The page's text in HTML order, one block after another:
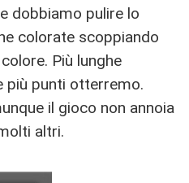
dobbiamo pulire lo
colorate scoppiando
Più lunghe
più punti otterremo.
il gioco non annoia
altri.